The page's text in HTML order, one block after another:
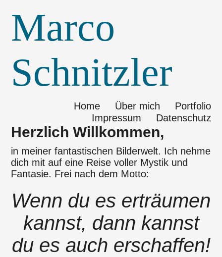
Marco
Schnitzler
Home Über mich
Portfolio
Impressum
Datenschutz
Herzlich Willkommen,
in meiner fantastischen Bilderwelt. Ich nehme
dich mit auf eine Reise voller Mystik und
Fantasie. Frei nach dem Motto:
Wenn du es erträumen
kannst, dann kannst
du es auch erschaffen!